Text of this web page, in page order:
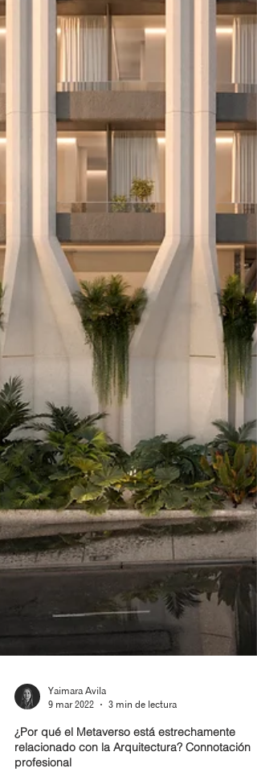
Yaimara Avila
9 mar 2022
3 min de lectura
¿Por qué el Metaverso está estrechamente